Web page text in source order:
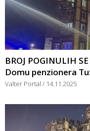
BROJ POGINULIH
Domu penzionera
Valter Portal 14.11.2025